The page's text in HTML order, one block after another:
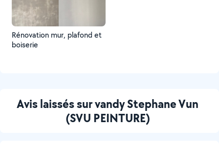
Rénovation mur, plafond et
boiserie
Avis laissés sur vandy Stephane Vun
(SVU PEINTURE)